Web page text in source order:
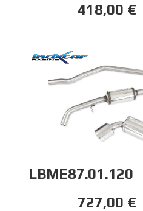
418,00 €
LBME87.01.120
727,00 €